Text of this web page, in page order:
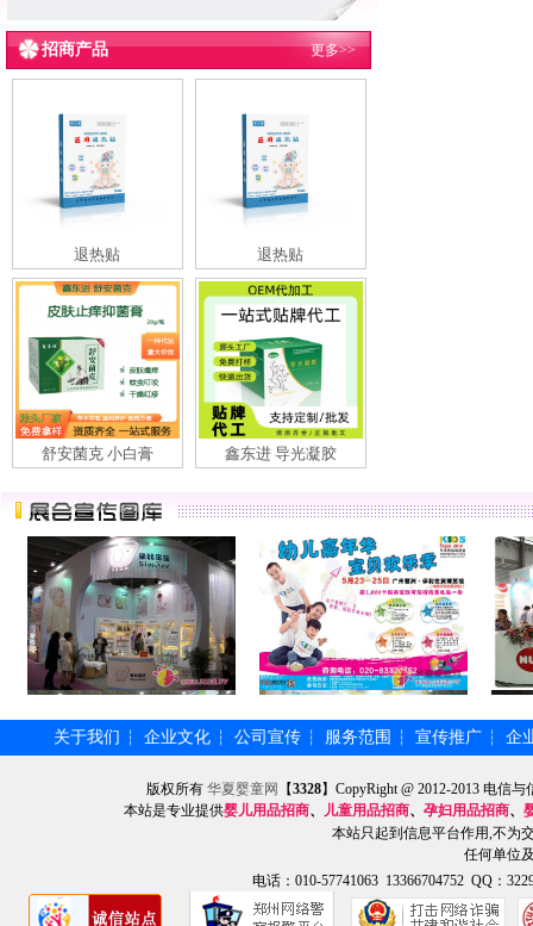
招商产品 更多>>
退热贴 退热贴
舒安菌克 小白膏 鑫东进 导光凝胶
关于我们 ┆ 企业文化 ┆ 公司宣传 ┆ 服务范围 ┆ 宣传推广 ┆ 企
版权所有华夏婴童网 【3328】CopyRight @ 2012-2013 电信
本站是专业提供婴儿用品招商、 儿童用品招商、 孕妇用品招商、
本站只起到信息平台作用,不为
任何单位
电话：010-57741063 13366704752 QQ：